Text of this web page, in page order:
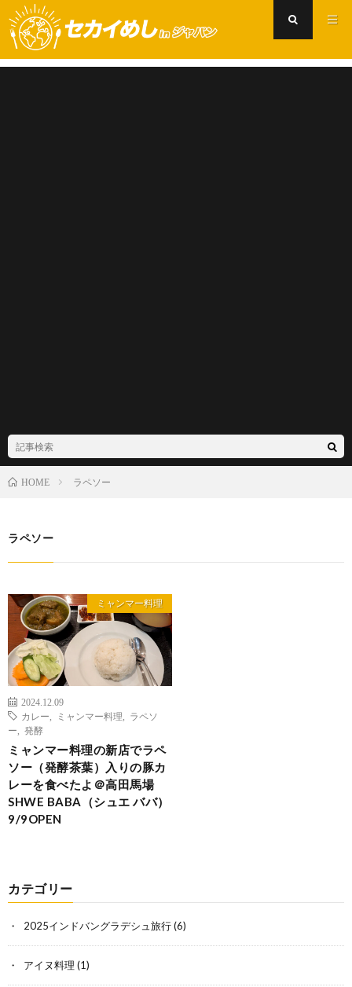
HOME ラペソー
ラペソー
ミャンマー料理
2024.12.09
カレー
ミャンマー料理
ラペソ
ー
発酵
ミャンマー料理の新店でラペ
ソー（発酵茶葉）入りの豚カ
レーを食べたよ＠高田馬場
SHWE BABA（シュエ ババ）
9/9OPEN
カテゴリー
2025インドバングラデシュ旅行(6)
アイヌ料理 (1)